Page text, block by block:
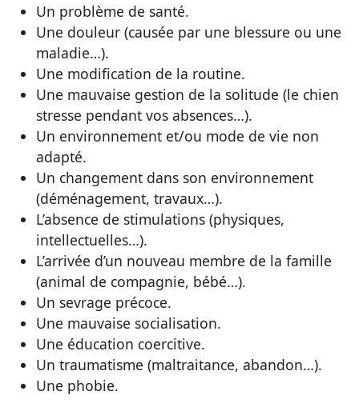
Un problème de santé.
Une douleur (causée par une blessure ou une
maladie…).
Une modification de la routine.
Une mauvaise gestion de la solitude (le chien
stresse pendant vos absences…).
Un environnement et/ou mode de vie non
adapté.
Un changement dans son environnement
(déménagement, travaux…).
L’absence de stimulations (physiques,
intellectuelles…).
L’arrivée d’un nouveau membre de la famille
(animal de compagnie, bébé…).
Un sevrage précoce.
Une mauvaise socialisation.
Une éducation coercitive.
Un traumatisme (maltraitance, abandon…).
Une phobie.